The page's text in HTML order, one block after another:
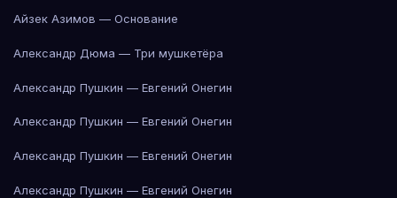
Айзек Азимов — Основание
Александр Дюма — Три мушкетёра
Александр Пушкин — Евгений Онегин
Александр Пушкин — Евгений Онегин
Александр Пушкин — Евгений Онегин
Александр Пушкин — Евгений Онегин